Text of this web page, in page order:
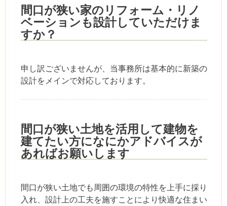
間口が狭い家のリフォーム・リノ
ベーションも設計していただけま
すか？
申し訳ございませんが、当事務所は基本的に新築の
設計をメインで対応しております。
間口が狭い土地を活用して建物を
建てたい方になにかアドバイスが
あればお願いします
間口が狭い土地でも周囲の環境の特性を上手に採り
入れ、設計上の工夫を施すことにより快適な住まい